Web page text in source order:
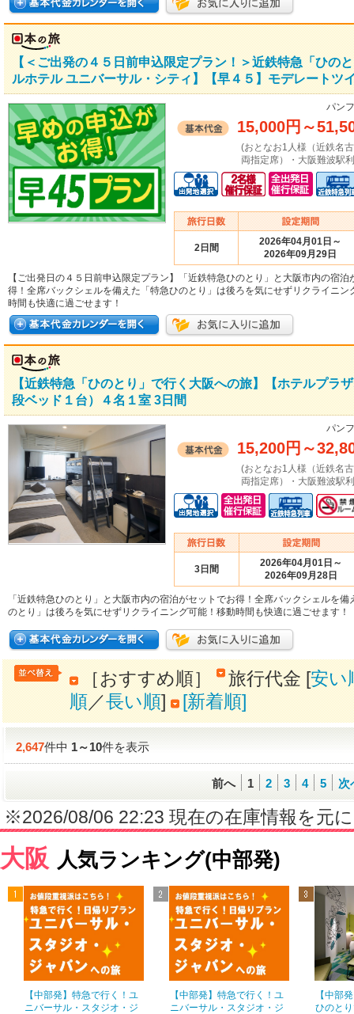
【＜ご出発の４５日前申込限定プラン！＞近鉄特急「ひの
ルホテル ユニバーサル・シティ】【早４５】モデレート
パン
15,000円 ～
(おとなお1人様（近鉄名
両指定席）・大阪難波駅
2日間
2026年04月01日～
2026年09月29日
【ご出発日の４５日前申込限定プラン】「近鉄特急ひのとり」と大阪市内の宿泊
得！全席バックシェルを備えた「特急ひのとり」は後ろを気にせずリクライニン
時間も快適に過ごせます！
【近鉄特急「ひのとり」で行く大阪への旅】【ホテルプラ
段ベッド１台）４名１室 3日間
パン
15,200円 ～
(おとなお1人様（近鉄名
両指定席）・大阪難波駅
3日間
2026年04月01日～
2026年09月28日
「近鉄特急ひのとり」と大阪市内の宿泊がセットでお得！全席バックシェルを備
のとり」は後ろを気にせずリクライニング可能！移動時間も快適に過ごせます！
［おすすめ順］ 旅行代金 [安い
順／長い順] [新着順]
2,647件中1～10件を表示
前へ 1 2 3 4 5 次
※2026/08/06 22:23 現在の在庫情報を元
大阪 人気ランキング(中部発)
【中部発】特急で行く！ユ
ニバーサル・スタジオ・ジ
【中部発】特急で行く！ユ
ニバーサル・スタジオ・ジ
【中部
ひのと